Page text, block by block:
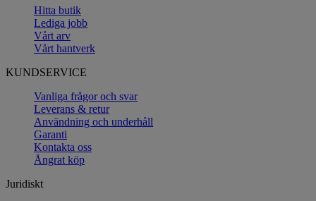
Hitta butik
Lediga jobb
Vårt arv
Vårt hantverk
KUNDSERVICE
Vanliga frågor och svar
Leverans & retur
Användning och underhåll
Garanti
Kontakta oss
Ångrat köp
Juridiskt